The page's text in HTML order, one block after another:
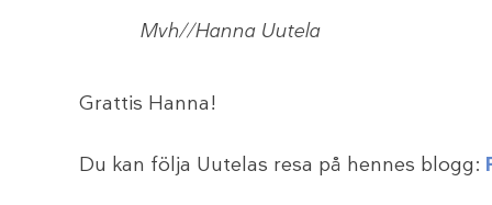
Mvh//Hanna Uutela
Grattis Hanna!
Du kan följa Uutelas resa på hennes blogg: